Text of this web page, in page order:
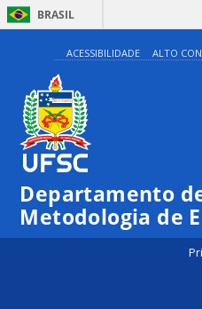
BRASIL
ACESSIBILIDADE ALTO
Departamento
Metodologia de